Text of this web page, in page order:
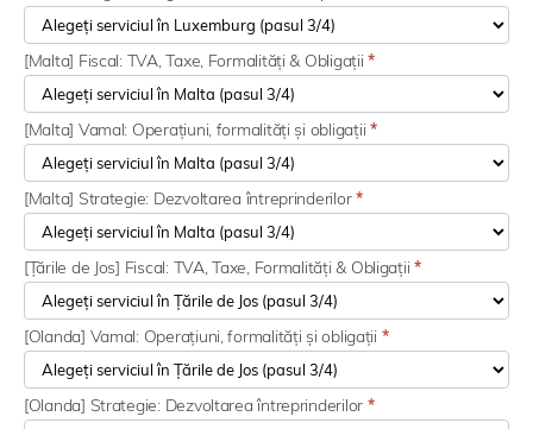
[Malta] Fiscal: TVA, Taxe, Formalități & Obligații*
[Malta] Vamal: Operațiuni, formalități și obligații*
[Malta] Strategie: Dezvoltarea întreprinderilor*
[Țările de Jos] Fiscal: TVA, Taxe, Formalități & Obligații*
[Olanda] Vamal: Operațiuni, formalități și obligații *
[Olanda] Strategie: Dezvoltarea întreprinderilor *